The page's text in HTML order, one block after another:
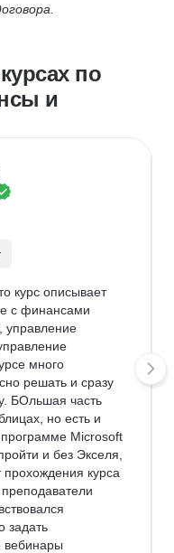
по
и
курс описывает
с финансами
управление
много
решать и сразу
БОльшая часть
но есть и
Microsoft
и без Экселя,
прохождения курса
задать
вебинары